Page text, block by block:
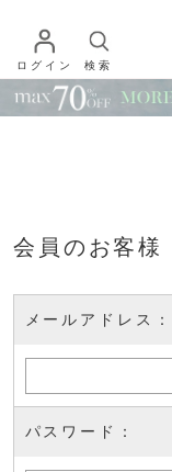
ログイン 検索
会員のお客様
メールアドレス：
パスワード：